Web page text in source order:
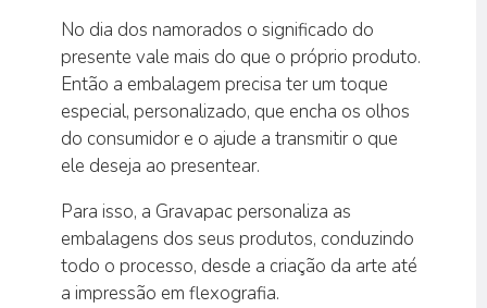
No dia dos namorados o significado do
presente vale mais do que o próprio produto.
Então a embalagem precisa ter um toque
especial, personalizado, que encha os olhos
do consumidor e o ajude a transmitir o que
ele deseja ao presentear.
Para isso, a Gravapac personaliza as
embalagens dos seus produtos, conduzindo
todo o processo, desde a criação da arte até
a impressão em flexografia.